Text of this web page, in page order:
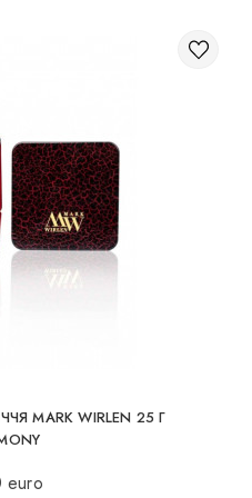
MARK WIRLEN 25 Г